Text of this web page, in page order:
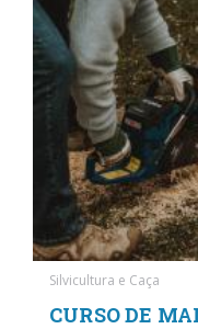
Silvicultura e Caça
CURSO DE